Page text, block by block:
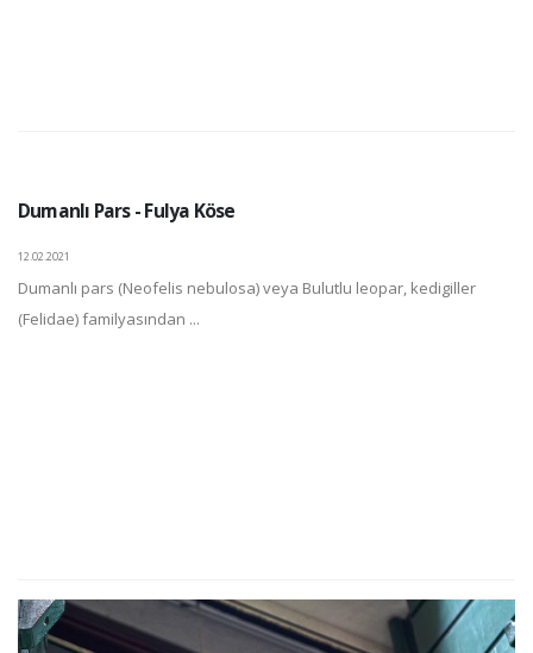
Dumanlı Pars - Fulya Köse
12.02.2021
Dumanlı pars (Neofelis nebulosa) veya Bulutlu leopar, kedigiller
(Felidae) familyasından ...